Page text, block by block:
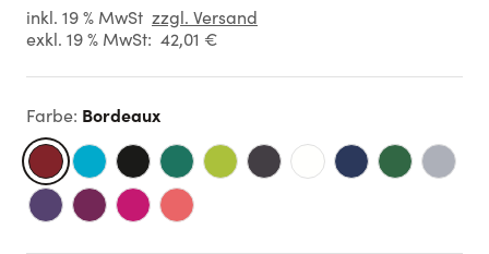
inkl. 19 % MwSt zzgl. Versand
exkl. 19 % MwSt: 42,01 €
Farbe: Bordeaux